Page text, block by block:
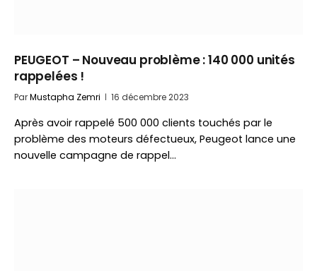
PEUGEOT – Nouveau problème : 140 000 unités
rappelées !
ParMustapha Zemri 16 décembre 2023
Après avoir rappelé 500 000 clients touchés par le
problème des moteurs défectueux, Peugeot lance une
nouvelle campagne de rappel…